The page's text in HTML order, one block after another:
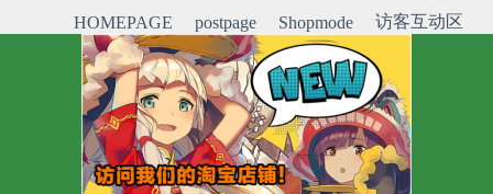
HOMEPAGE postpage Shopmode 访客互动区